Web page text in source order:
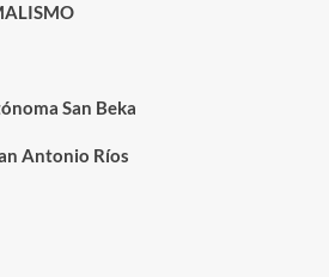
San Beka
Antonio Ríos